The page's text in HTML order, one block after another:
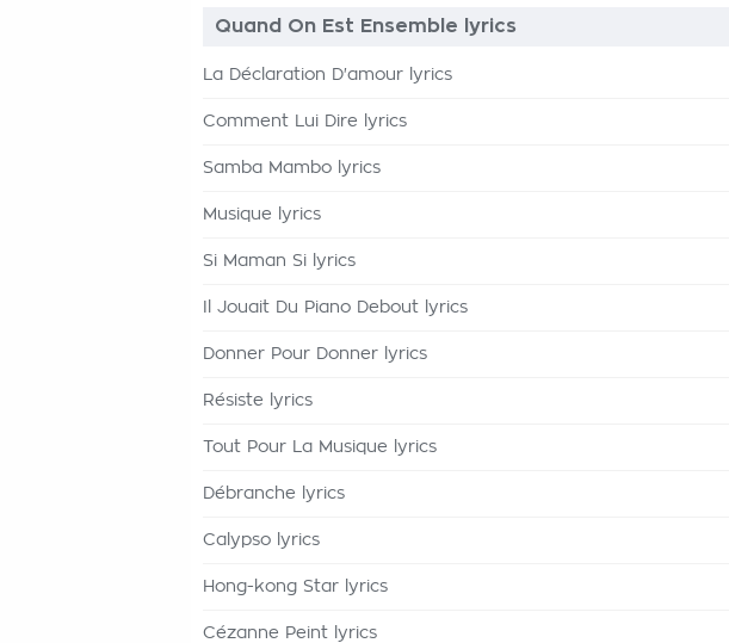
Quand On Est Ensemble lyrics
La Déclaration D'amour lyrics
Comment Lui Dire lyrics
Samba Mambo lyrics
Musique lyrics
Si Maman Si lyrics
Il Jouait Du Piano Debout lyrics
Donner Pour Donner lyrics
Résiste lyrics
Tout Pour La Musique lyrics
Débranche lyrics
Calypso lyrics
Hong-kong Star lyrics
Cézanne Peint lyrics